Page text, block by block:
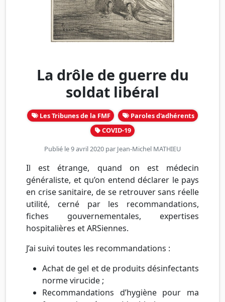
La drôle de guerre du
soldat libéral
Les Tribunes de la FMF
Paroles d'adhérents
COVID-19
Publié le 9 avril 2020 par Jean-Michel MATHIEU
Il est étrange, quand on est médecin
généraliste, et qu’on entend déclarer le pays
en crise sanitaire, de se retrouver sans réelle
utilité, cerné par les recommandations,
fiches gouvernementales, expertises
hospitalières et ARSiennes.
J’ai suivi toutes les recommandations :
Achat de gel et de produits désinfectants
norme virucide ;
Recommandations d’hygiène pour ma